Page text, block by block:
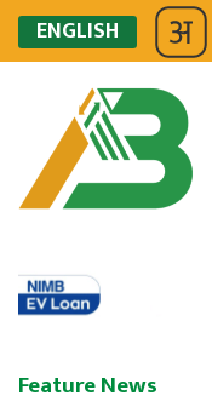
ENGLISH
Feature News